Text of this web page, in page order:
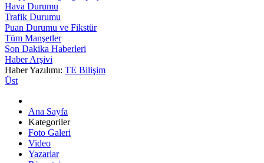
Hava Durumu
Trafik Durumu
Puan Durumu ve Fikstür
Tüm Manşetler
Son Dakika Haberleri
Haber Arşivi
Haber Yazılımı: TE Bilişim
Üst
Ana Sayfa
Kategoriler
Foto Galeri
Video
Yazarlar